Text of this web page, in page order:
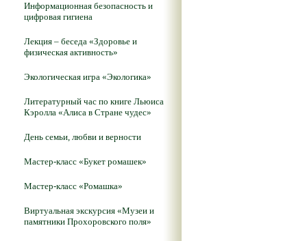
Информационная безопасность и
цифровая гигиена
Лекция – беседа «Здоровье и
физическая активность»
Экологическая игра «Экологика»
Литературный час по книге Льюиса
Кэролла «Алиса в Стране чудес»
День семьи, любви и верности
Мастер-класс «Букет ромашек»
Мастер-класс «Ромашка»
Виртуальная экскурсия «Музеи и
памятники Прохоровского поля»